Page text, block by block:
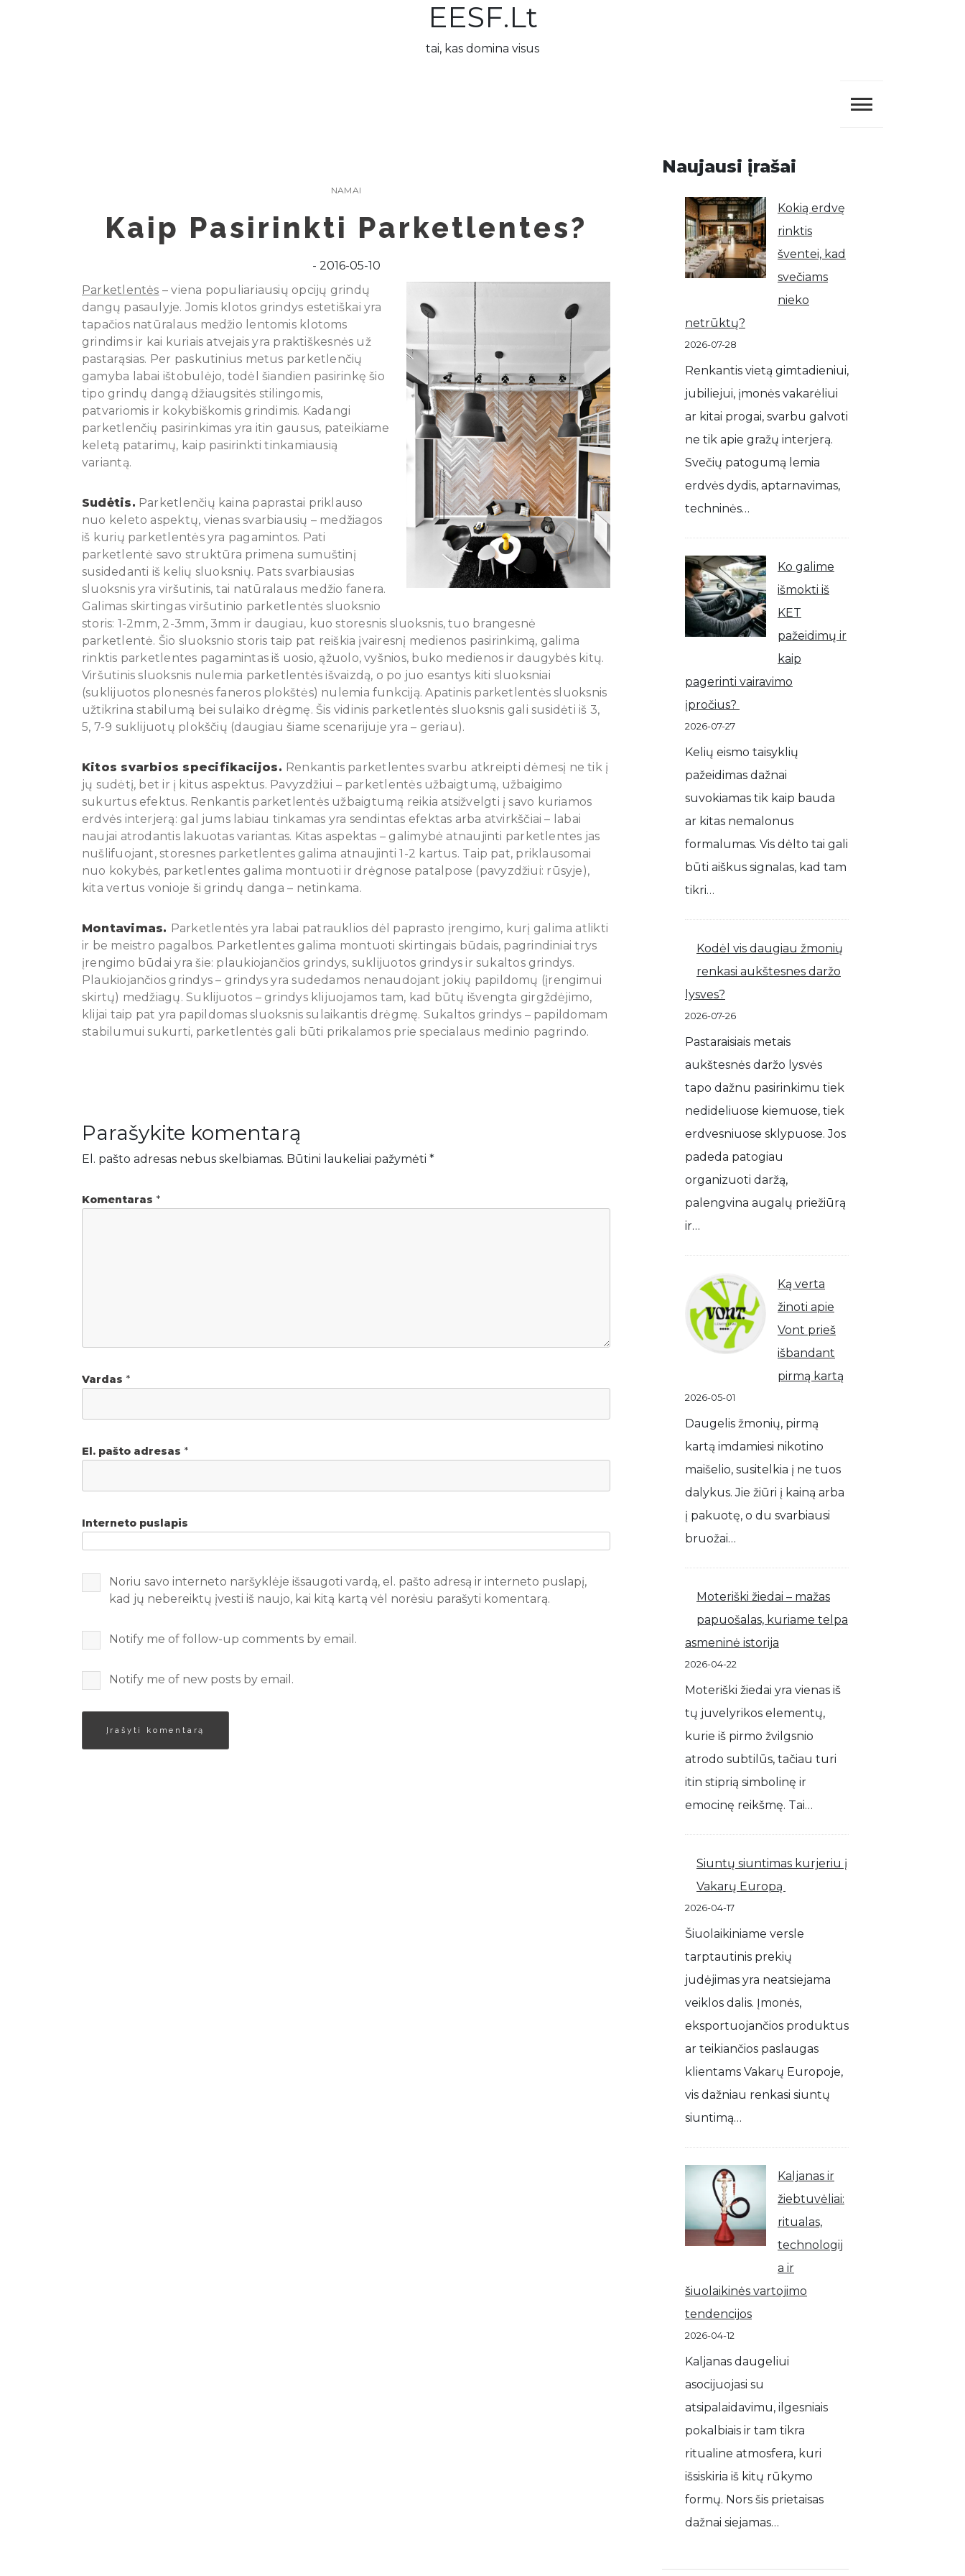
EESF.lt
tai, kas domina visus
NAMAI
Kaip Pasirinkti Parketlentes?
2016-05-10
Parketlentės – viena populiariausių opcijų grindų
dangų pasaulyje. Jomis klotos grindys estetiškai yra
tapačios natūralaus medžio lentomis klotoms
grindims ir kai kuriais atvejais yra praktiškesnės už
pastarąsias. Per paskutinius metus parketlenčių
gamyba labai ištobulėjo, todėl šiandien pasirinkę šio
tipo grindų dangą džiaugsitės stilingomis,
patvariomis ir kokybiškomis grindimis. Kadangi
parketlenčių pasirinkimas yra itin gausus, pateikiame
keletą patarimų, kaip pasirinkti tinkamiausią
variantą.
Sudėtis. Parketlenčių kaina paprastai priklauso
nuo keleto aspektų, vienas svarbiausių – medžiagos
iš kurių parketlentės yra pagamintos. Pati
parketlentė savo struktūra primena sumuštinį
susidedanti iš kelių sluoksnių. Pats svarbiausias
sluoksnis yra viršutinis, tai natūralaus medžio fanera.
Galimas skirtingas viršutinio parketlentės sluoksnio
storis: 1-2mm, 2-3mm, 3mm ir daugiau, kuo storesnis sluoksnis, tuo brangesnė
parketlentė. Šio sluoksnio storis taip pat reiškia įvairesnį medienos pasirinkimą, galima
rinktis parketlentes pagamintas iš uosio, ąžuolo, vyšnios, buko medienos ir daugybės kitų.
Viršutinis sluoksnis nulemia parketlentės išvaizdą, o po juo esantys kiti sluoksniai
(suklijuotos plonesnės faneros plokštės) nulemia funkciją. Apatinis parketlentės sluoksnis
užtikrina stabilumą bei sulaiko drėgmę. Šis vidinis parketlentės sluoksnis gali susidėti iš 3,
5, 7-9 suklijuotų plokščių (daugiau šiame scenarijuje yra – geriau).
Kitos svarbios specifikacijos. Renkantis parketlentes svarbu atkreipti dėmesį ne tik į
jų sudėtį, bet ir į kitus aspektus. Pavyzdžiui – parketlentės užbaigtumą, užbaigimo
sukurtus efektus. Renkantis parketlentės užbaigtumą reikia atsižvelgti į savo kuriamos
erdvės interjerą: gal jums labiau tinkamas yra sendintas efektas arba atvirkščiai – labai
naujai atrodantis lakuotas variantas. Kitas aspektas – galimybė atnaujinti parketlentes jas
nušlifuojant, storesnes parketlentes galima atnaujinti 1-2 kartus. Taip pat, priklausomai
nuo kokybės, parketlentes galima montuoti ir drėgnose patalpose (pavyzdžiui: rūsyje),
kita vertus vonioje ši grindų danga – netinkama.
Montavimas. Parketlentės yra labai patrauklios dėl paprasto įrengimo, kurį galima atlikti
ir be meistro pagalbos. Parketlentes galima montuoti skirtingais būdais, pagrindiniai trys
įrengimo būdai yra šie: plaukiojančios grindys, suklijuotos grindys ir sukaltos grindys.
Plaukiojančios grindys – grindys yra sudedamos nenaudojant jokių papildomų (įrengimui
skirtų) medžiagų. Suklijuotos – grindys klijuojamos tam, kad būtų išvengta girgždėjimo,
klijai taip pat yra papildomas sluoksnis sulaikantis drėgmę. Sukaltos grindys – papildomam
stabilumui sukurti, parketlentės gali būti prikalamos prie specialaus medinio pagrindo.
Parašykite komentarą
El. pašto adresas nebus skelbiamas. Būtini laukeliai pažymėti *
Komentaras *
Vardas *
El. pašto adresas *
Interneto puslapis
Noriu savo interneto naršyklėje išsaugoti vardą, el. pašto adresą ir interneto puslapį,
kad jų nebereiktų įvesti iš naujo, kai kitą kartą vėl norėsiu parašyti komentarą.
Notify me of follow-up comments by email.
Notify me of new posts by email.
Naujausi įrašai
Kokią erdvę
rinktis
šventei, kad
svečiams
nieko
netrūktų?
2026-07-28
Renkantis vietą gimtadieniui,
jubiliejui, įmonės vakarėliui
ar kitai progai, svarbu galvoti
ne tik apie gražų interjerą.
Svečių patogumą lemia
erdvės dydis, aptarnavimas,
techninės…
Ko galime
išmokti iš
KET
pažeidimų ir
kaip
pagerinti vairavimo
įpročius?
2026-07-27
Kelių eismo taisyklių
pažeidimas dažnai
suvokiamas tik kaip bauda
ar kitas nemalonus
formalumas. Vis dėlto tai gali
būti aiškus signalas, kad tam
tikri…
Kodėl vis daugiau žmonių
renkasi aukštesnes daržo
lysves?
2026-07-26
Pastaraisiais metais
aukštesnės daržo lysvės
tapo dažnu pasirinkimu tiek
nedideliuose kiemuose, tiek
erdvesniuose sklypuose. Jos
padeda patogiau
organizuoti daržą,
palengvina augalų priežiūrą
ir…
Ką verta
žinoti apie
Vont prieš
išbandant
pirmą kartą
2026-05-01
Daugelis žmonių, pirmą
kartą imdamiesi nikotino
maišelio, susitelkia į ne tuos
dalykus. Jie žiūri į kainą arba
į pakuotę, o du svarbiausi
bruožai…
Moteriški žiedai – mažas
papuošalas, kuriame telpa
asmeninė istorija
2026-04-22
Moteriški žiedai yra vienas iš
tų juvelyrikos elementų,
kurie iš pirmo žvilgsnio
atrodo subtilūs, tačiau turi
itin stiprią simbolinę ir
emocinę reikšmę. Tai…
Siuntų siuntimas kurjeriu į
Vakarų Europą
2026-04-17
Šiuolaikiniame versle
tarptautinis prekių
judėjimas yra neatsiejama
veiklos dalis. Įmonės,
eksportuojančios produktus
ar teikiančios paslaugas
klientams Vakarų Europoje,
vis dažniau renkasi siuntų
siuntimą…
Kaljanas ir
žiebtuvėliai:
ritualas,
technologij
a ir
šiuolaikinės vartojimo
tendencijos
2026-04-12
Kaljanas daugeliui
asocijuojasi su
atsipalaidavimu, ilgesniais
pokalbiais ir tam tikra
ritualine atmosfera, kuri
išsiskiria iš kitų rūkymo
formų. Nors šis prietaisas
dažnai siejamas…